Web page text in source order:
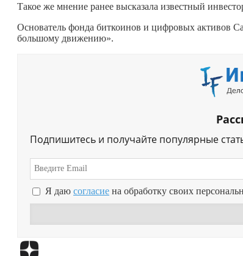
Такое же мнение ранее высказала известный
Основатель фонда биткоинов и цифровых активов
большому движению».
Подпишитесь и получайте популярные
Я даю согласие на обработку своих